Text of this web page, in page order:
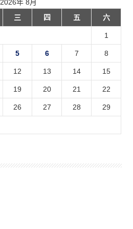
2026年 8月
三 四 五 六
1
5 6 7 8
12 13 14 15
19 20 21 22
26 27 28 29